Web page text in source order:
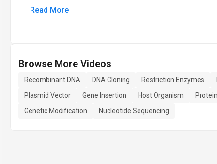
Read More
Browse More Videos
Recombinant DNA DNA Cloning Restriction Enzymes
Plasmid Vector
Gene Insertion Host Organism
Genetic Modification
Nucleotide Sequencing